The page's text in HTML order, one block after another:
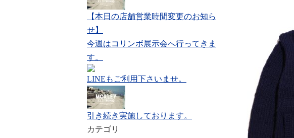
【本日の店舗営業時間変更のお知ら
せ】
今週はコリンボ展示会へ行ってきま
す。
LINEもご利用下さいませ。
引き続き実施しております。
カテゴリ